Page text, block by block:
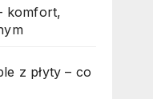
komfort,
z płyty – co